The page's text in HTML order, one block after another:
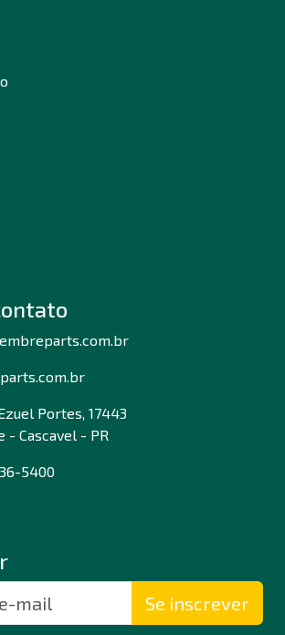
Portes, 17443
- Cascavel - PR
5400
Se inscrever